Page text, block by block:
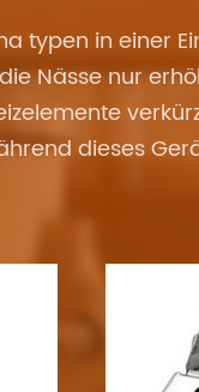
in einer
Nässe nur
dieses